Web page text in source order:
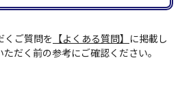
くご質問を 【よくある質問】 に掲載し
だく前の参考にご確認ください。